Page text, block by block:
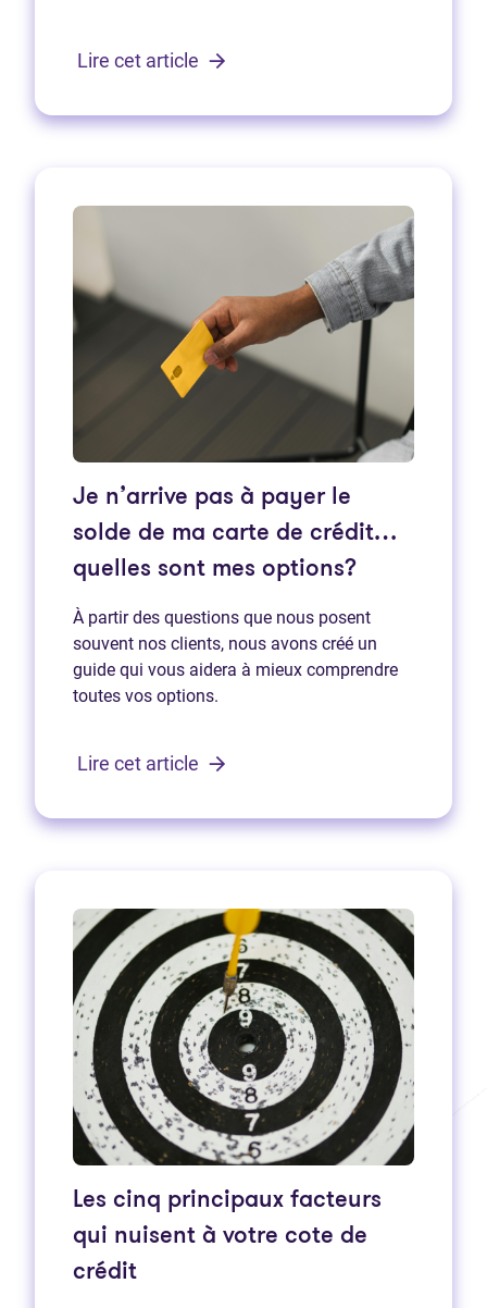
Lire cet article
Je n’arrive pas à payer le
solde de ma carte de crédit…
quelles sont mes options?
À partir des questions que nous posent
souvent nos clients, nous avons créé un
guide qui vous aidera à mieux comprendre
toutes vos options.
Lire cet article
Les cinq principaux facteurs
qui nuisent à votre cote de
crédit